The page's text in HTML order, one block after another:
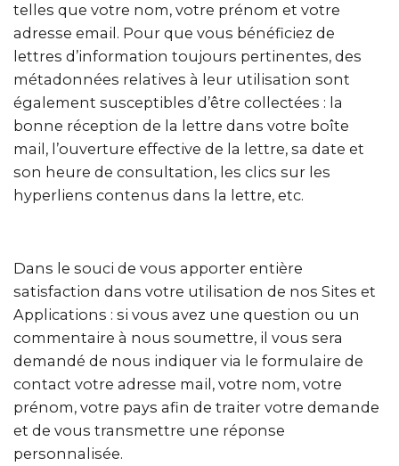
telles que votre nom, votre prénom et votre
adresse email. Pour que vous bénéficiez de
lettres d’information toujours pertinentes, des
métadonnées relatives à leur utilisation sont
également susceptibles d’être collectées : la
bonne réception de la lettre dans votre boîte
mail, l’ouverture effective de la lettre, sa date et
son heure de consultation, les clics sur les
hyperliens contenus dans la lettre, etc.
Dans le souci de vous apporter entière
satisfaction dans votre utilisation de nos Sites et
Applications : si vous avez une question ou un
commentaire à nous soumettre, il vous sera
demandé de nous indiquer via le formulaire de
contact votre adresse mail, votre nom, votre
prénom, votre pays afin de traiter votre demande
et de vous transmettre une réponse
personnalisée.